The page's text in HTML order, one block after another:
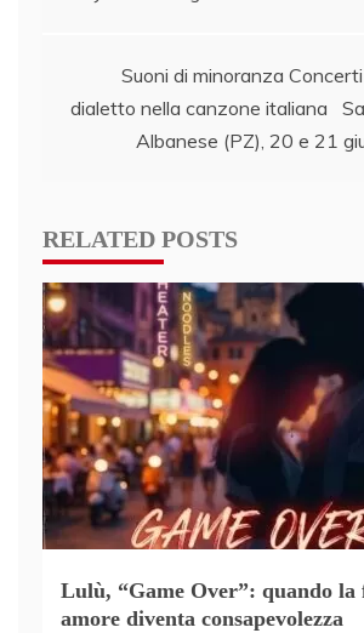
Suoni di minoranza
dialetto nella canzone italiana
Albanese (PZ), 20 e 21
RELATED POSTS
Lulù, “Game Over”: quando la
amore diventa consapevolezza